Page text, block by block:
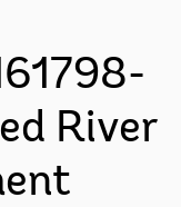
River